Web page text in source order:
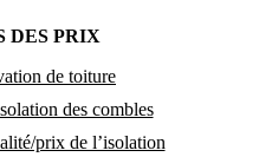
DES PRIX
de toiture
des combles
prix de l’isolation